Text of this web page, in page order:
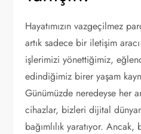
Hayatımızın vazgeçilmez
artık sadece bir iletişim
işlerimizi yönettiğimiz,
edindiğimiz birer yaşam
Günümüzde neredeyse her
cihazlar, bizleri dijital
bağımlılık yaratıyor. Ancak,